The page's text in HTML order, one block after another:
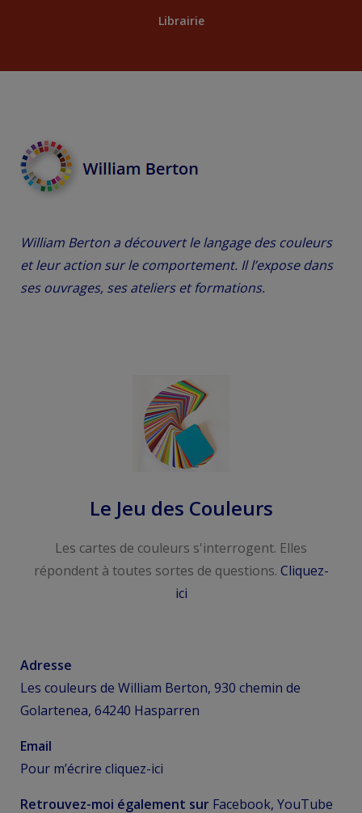
Librairie
William Berton a découvert le langage des couleurs
et leur action sur le comportement. Il l’expose dans
ses ouvrages, ses ateliers et formations.
Le Jeu des Couleurs
Les cartes de couleurs s'interrogent. Elles
répondent à toutes sortes de questions. Cliquez-
ici
Adresse
Les couleurs de William Berton, 930 chemin de
Golartenea, 64240 Hasparren
Email
Pour m’écrire cliquez-ici
Retrouvez-moi également sur Facebook, YouTube